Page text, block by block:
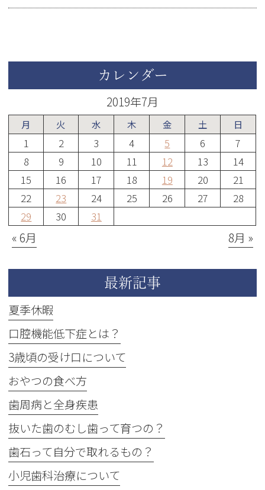
カレンダー
2019年7月
月 火 水 木 金 土 日
1 2 3 4 5 6
7
8
9 10 11 12 13
14
15
16 17 18 19 20
21
22
23 24 25 26 27
28
29
30 31
« 6月 8月 »
最新記事
夏季休暇
口腔機能低下症とは？
3歳頃の受け口について
おやつの食べ方
歯周病と全身疾患
抜いた歯のむし歯って育つの？
歯石って自分で取れるもの？
小児歯科治療について